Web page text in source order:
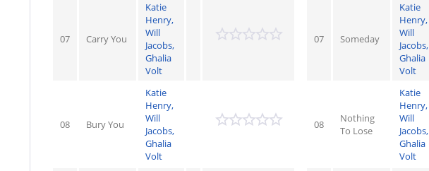
07 Carry You
Katie
Henry,
Will
Jacobs,
Ghalia
Volt
08 Bury You
Katie
Henry,
Will
Jacobs,
Ghalia
Volt
07 Someday
Katie
Henry,
Will
Jacobs,
Ghalia
Volt
08
Nothing
To Lose
Katie
Henry,
Will
Jacobs,
Ghalia
Volt